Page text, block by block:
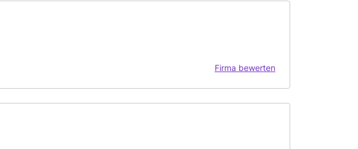
Firma bewerten